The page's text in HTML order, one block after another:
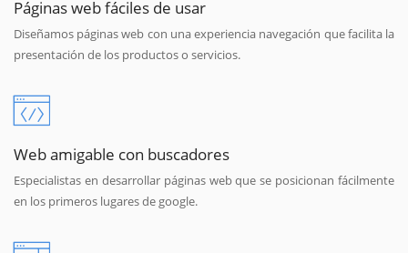
Páginas web fáciles de usar
Diseñamos páginas web con una experiencia navegación que facilita la
presentación de los productos o servicios.
Web amigable con buscadores
Especialistas en desarrollar páginas web que se posicionan fácilmente
en los primeros lugares de google.